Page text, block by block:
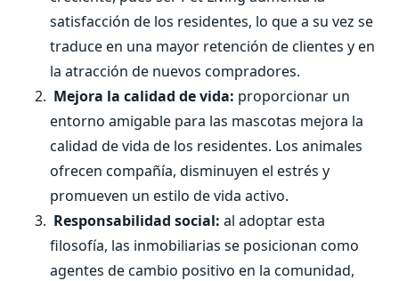
satisfacción de los residentes, lo que a su vez se
traduce en una mayor retención de clientes y en
la atracción de nuevos compradores.
Mejora la calidad de vida: proporcionar un
entorno amigable para las mascotas mejora la
calidad de vida de los residentes. Los animales
ofrecen compañía, disminuyen el estrés y
promueven un estilo de vida activo.
Responsabilidad social: al adoptar esta
filosofía, las inmobiliarias se posicionan como
agentes de cambio positivo en la comunidad,